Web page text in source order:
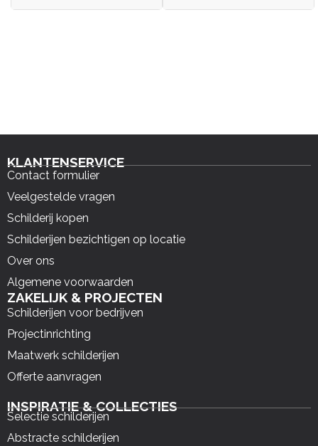
KLANTENSERVICE
Contact formulier
Veelgestelde vragen
Schilderij kopen
Schilderijen bezichtigen op locatie
Over ons
Algemene voorwaarden
ZAKELIJK & PROJECTEN
Schilderijen voor bedrijven
Projectinrichting
Maatwerk schilderijen
Offerte aanvragen
INSPIRATIE & COLLECTIES
Selectie schilderijen
Abstracte schilderijen